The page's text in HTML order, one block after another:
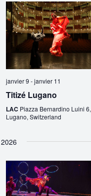
janvier 9 -janvier 11
Titizé Lugano
LAC Piazza Bernardino Luini 6,
Lugano, Switzerland